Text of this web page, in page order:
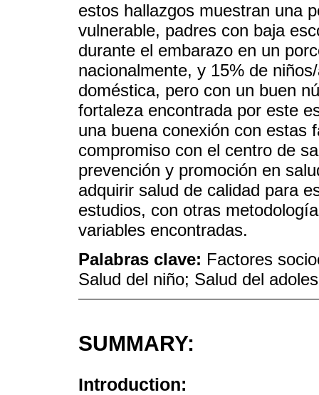
estos hallazgos muestran una
vulnerable, padres con baja
durante el embarazo en un
nacionalmente, y 15% de
doméstica, pero con un buen
fortaleza encontrada por este
una buena conexión con estas
compromiso con el centro de
prevención y promoción en
adquirir salud de calidad para
estudios, con otras
variables encontradas.
Palabras clave: Factores
Salud del niño; Salud del
SUMMARY:
Introduction: